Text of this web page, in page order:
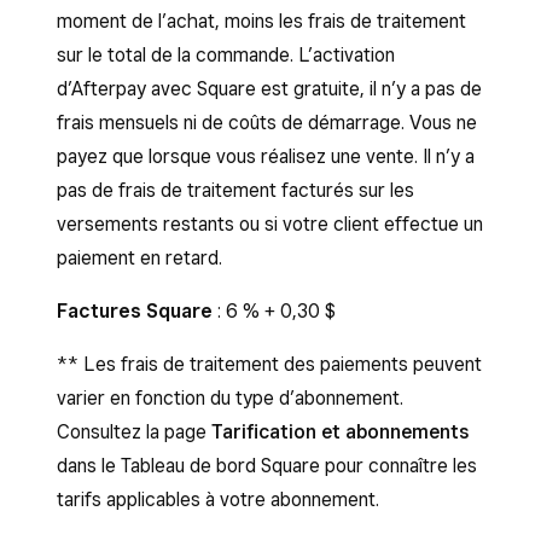
moment de l’achat, moins les frais de traitement
sur le total de la commande. L’activation
d’Afterpay avec Square est gratuite, il n’y a pas de
frais mensuels ni de coûts de démarrage. Vous ne
payez que lorsque vous réalisez une vente. Il n’y a
pas de frais de traitement facturés sur les
versements restants ou si votre client effectue un
paiement en retard.
Factures Square : 6 % + 0,30 $
** Les frais de traitement des paiements peuvent
varier en fonction du type d’abonnement.
Consultez la page Tarification et abonnements
dans le Tableau de bord Square pour connaître les
tarifs applicables à votre abonnement.